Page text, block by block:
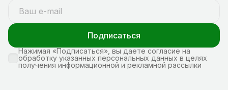
Подписаться
Нажимая «Подписаться», вы даете согласие на
обработку указанных персональных данных в целях
получения информационной и рекламной рассылки